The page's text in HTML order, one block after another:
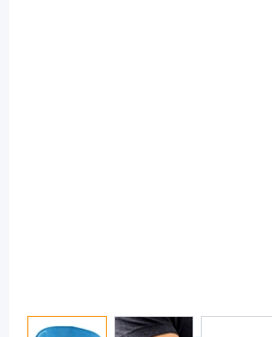
View larger imageView larger image